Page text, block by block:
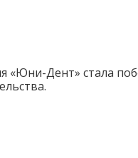
«Юни-Дент» стала